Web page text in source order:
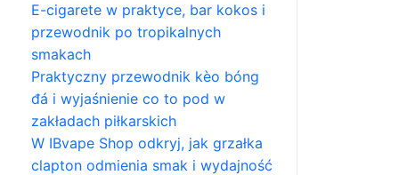
E-cigarete w praktyce, bar kokos i
przewodnik po tropikalnych
smakach
Praktyczny przewodnik kèo bóng
đá i wyjaśnienie co to pod w
zakładach piłkarskich
W IBvape Shop odkryj, jak grzałka
clapton odmienia smak i wydajność